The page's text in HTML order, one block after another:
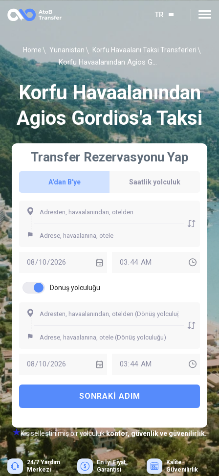
TR
Home Yunanistan Korfu Havaalanı Taksi Transferleri
Korfu Havaalanından Agios Gordios'a Taksi
Korfu Havaalanından
Agios Gordios'a Taksi
Transfer Rezervasyonu Yap
A'dan B'ye Saatlik yolculuk
Dönüş yolculuğu
SONRAKI ADIM
Kişiselleştirilmiş bir yolculukkonfor, güvenlik ve güvenilirlik.
24/7 Yardım
Merkezi
En İyi Fiyat
Garantisi
Kalite-
Güvenilirlik